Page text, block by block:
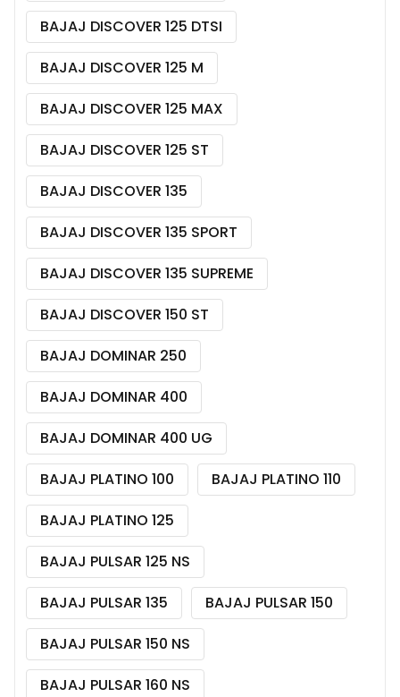
BAJAJ DISCOVER 125 DTSI
BAJAJ DISCOVER 125 M
BAJAJ DISCOVER 125 MAX
BAJAJ DISCOVER 125 ST
BAJAJ DISCOVER 135
BAJAJ DISCOVER 135 SPORT
BAJAJ DISCOVER 135 SUPREME
BAJAJ DISCOVER 150 ST
BAJAJ DOMINAR 250
BAJAJ DOMINAR 400
BAJAJ DOMINAR 400 UG
BAJAJ PLATINO 100
BAJAJ PLATINO 110
BAJAJ PLATINO 125
BAJAJ PULSAR 125 NS
BAJAJ PULSAR 135
BAJAJ PULSAR 150
BAJAJ PULSAR 150 NS
BAJAJ PULSAR 160 NS